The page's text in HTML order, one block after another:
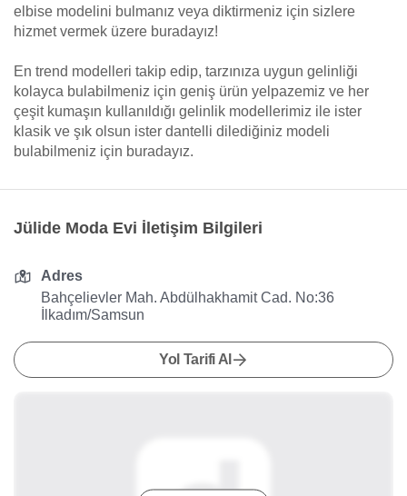
elbise modelini bulmanız veya diktirmeniz için sizlere
hizmet vermek üzere buradayız!
En trend modelleri takip edip, tarzınıza uygun gelinliği
kolayca bulabilmeniz için geniş ürün yelpazemiz ve her
çeşit kumaşın kullanıldığı gelinlik modellerimiz ile ister
klasik ve şık olsun ister dantelli dilediğiniz modeli
bulabilmeniz için buradayız.
Jülide Moda Evi İletişim Bilgileri
Adres
Bahçelievler Mah. Abdülhakhamit Cad. No:36
İlkadım/Samsun
Yol Tarifi Al